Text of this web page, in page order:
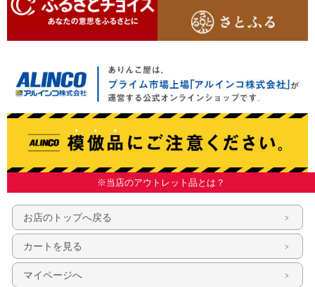
※当店のアウトレット品とは？
お店のトップへ戻る
カートを見る
マイページへ